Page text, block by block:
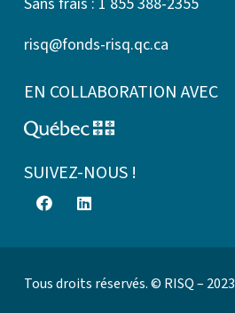
risq@fonds-risq.qc.ca
EN COLLABORATION AVEC
SUIVEZ-NOUS !
Tous droits réservés. © RISQ – 2023